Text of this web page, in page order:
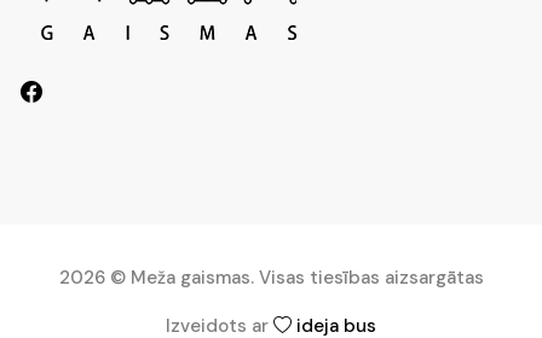
2026 © Meža gaismas. Visas tiesības aizsargātas
Izveidots ar
ideja bus